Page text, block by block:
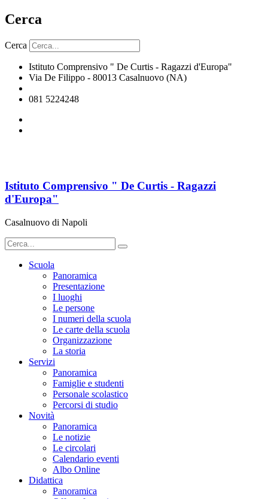
Cerca
Cerca
Istituto Comprensivo " De Curtis - Ragazzi d'Europa"
Via De Filippo - 80013 Casalnuovo (NA)
081 5224248
Istituto Comprensivo " De Curtis - Ragazzi
d'Europa"
Casalnuovo di Napoli
Scuola
Panoramica
Presentazione
I luoghi
Le persone
I numeri della scuola
Le carte della scuola
Organizzazione
La storia
Servizi
Panoramica
Famiglie e studenti
Personale scolastico
Percorsi di studio
Novità
Panoramica
Le notizie
Le circolari
Calendario eventi
Albo Online
Didattica
Panoramica